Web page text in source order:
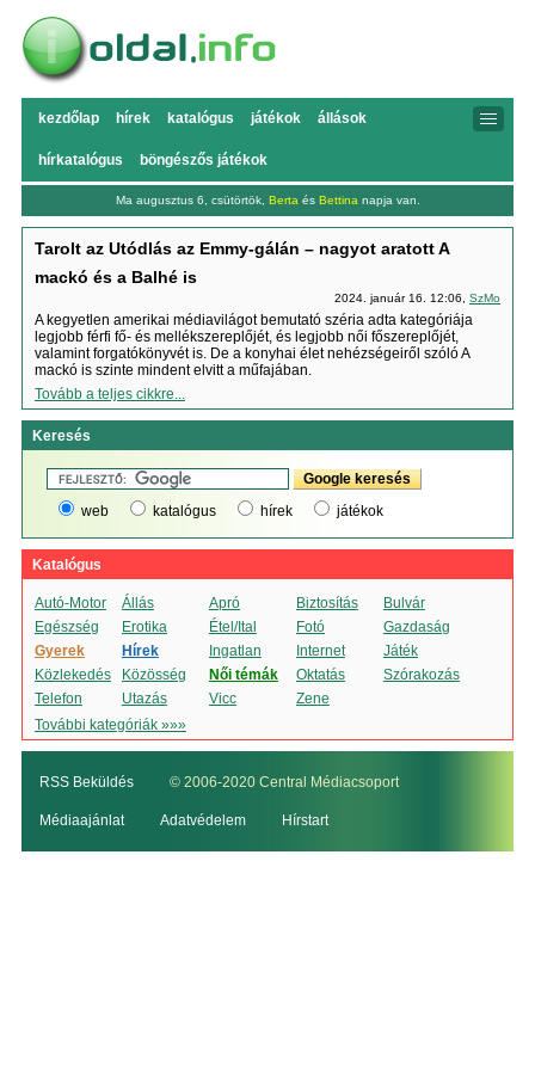
kezdőlap hírek katalógus játékok állások
hírkatalógus böngészős játékok
Ma augusztus 6, csütörtök, Berta és Bettina napja van.
Tarolt az Utódlás az Emmy-gálán – nagyot aratott A
mackó és a Balhé is
2024. január 16. 12:06,SzMo
A kegyetlen amerikai médiavilágot bemutató széria adta kategóriája
legjobb férfi fő- és mellékszereplőjét, és legjobb női főszereplőjét,
valamint forgatókönyvét is. De a konyhai élet nehézségeiről szóló A
mackó is szinte mindent elvitt a műfajában.
Tovább a teljes cikkre...
Keresés
web katalógus hírek játékok
Katalógus
Autó-Motor Állás Apró Biztosítás
Bulvár
Egészség
Erotika Étel/Ital Fotó
Gazdaság
Gyerek
Hírek Ingatlan Internet
Játék
Közlekedés
Közösség Női témák Oktatás
Szórakozás
Telefon
Utazás Vicc
Zene
További kategóriák »»»
RSS Beküldés © 2006-2020 Central Médiacsoport
Médiaajánlat Adatvédelem Hírstart